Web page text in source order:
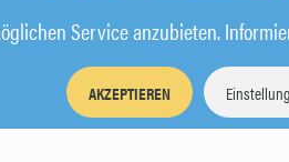
Service anzubieten.
AKZEPTIEREN